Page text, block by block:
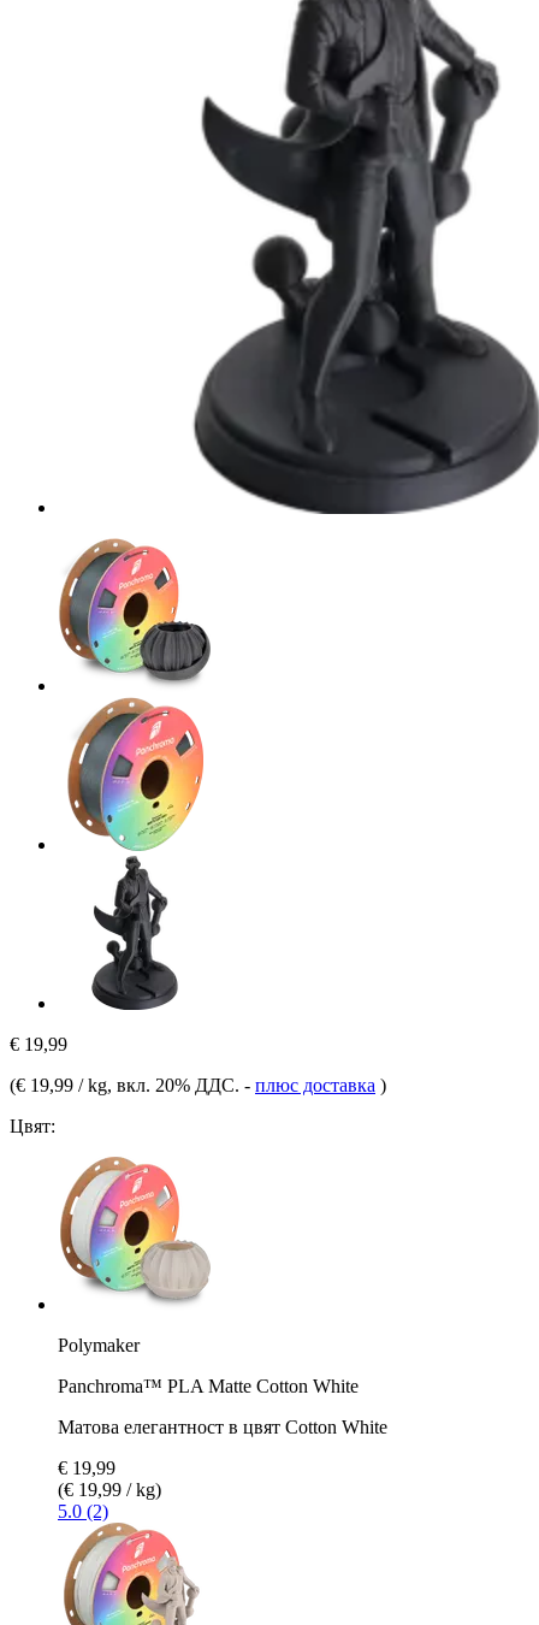
€ 19,99
(€ 19,99 / kg, вкл. 20% ДДС. - плюс доставка )
Цвят:
Polymaker
Panchroma™ PLA Matte Cotton White
Матова елегантност в цвят Cotton White
€ 19,99
(€ 19,99 / kg)
5.0 (2)